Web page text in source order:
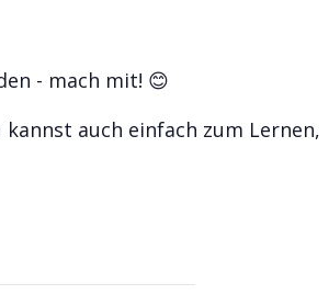
- mach mit! 😊
auch einfach zum Lernen,